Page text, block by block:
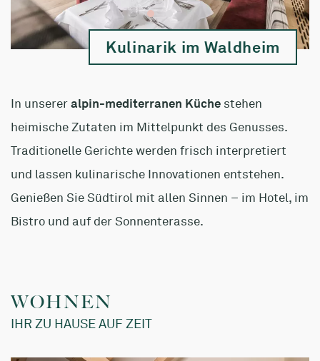
Kulinarik im Waldheim
In unsereralpin-mediterranen Küche stehen
heimische Zutaten im Mittelpunkt des Genusses.
Traditionelle Gerichte werden frisch interpretiert
und lassen kulinarische Innovationen entstehen.
Genießen Sie Südtirol mit allen Sinnen – im Hotel, im
Bistro und auf der Sonnenterasse.
WOHNEN
IHR ZU HAUSE AUF ZEIT